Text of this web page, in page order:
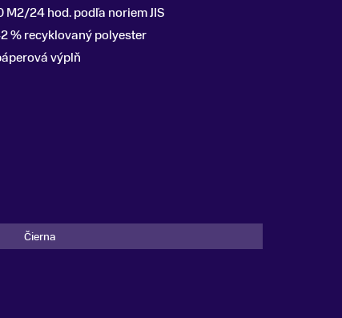
M2/24 hod. podľa noriem JIS
% recyklovaný polyester
výplň
Čierna